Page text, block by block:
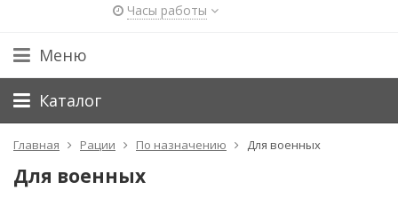
Часы работы
Меню
Каталог
Главная Рации По назначению Для военных
Для военных